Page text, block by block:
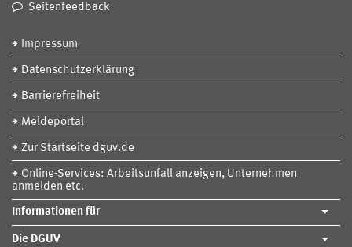
Seitenfeedback
Impressum
Datenschutzerklärung
Barrierefreiheit
Meldeportal
Zur Startseite dguv.de
Online-Services: Arbeitsunfall anzeigen, Unternehmen
anmelden etc.
Informationen für
Die DGUV